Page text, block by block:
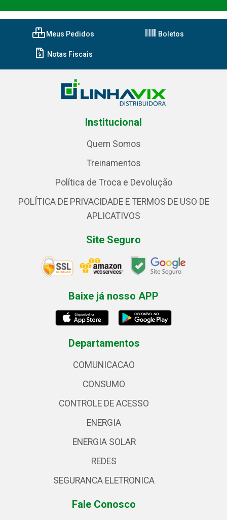
Meus Pedidos Boletos
Notas Fiscais
Institucional
Quem Somos
Treinamentos
Política de Troca e Devolução
POLÍTICA DE PRIVACIDADE E TERMOS DE USO DE
APLICATIVOS
Site Seguro
Baixe já nosso APP
Departamentos
COMUNICACAO
CONSUMO
CONTROLE DE ACESSO
ENERGIA
ENERGIA SOLAR
REDES
SEGURANCA ELETRONICA
Fale Conosco